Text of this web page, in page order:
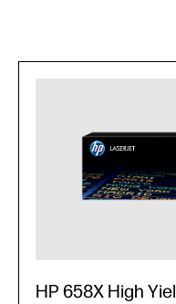
HP 658X High